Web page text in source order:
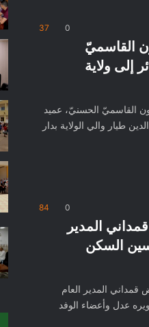
0
37
القاسميّ
إلى ولاية
القاسميّ الحسنيّ، عميد
طيار والي الولاية بدار
0
84
المدير
السكن
قمداني المدير العام
عدل وأعضاء الوفد